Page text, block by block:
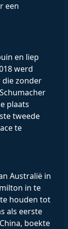
een
en liep
werd
die zonder
plaats
tweede
te
Australië in
in te
houden tot
als eerste
boekte